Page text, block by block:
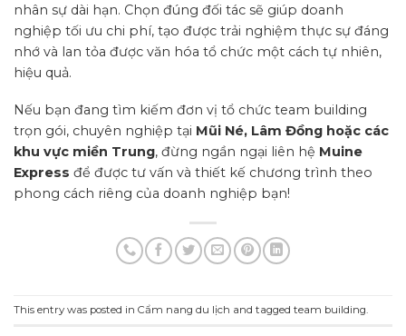
nhân sự dài hạn. Chọn đúng đối tác sẽ giúp doanh
nghiệp tối ưu chi phí, tạo được trải nghiệm thực sự đáng
nhớ và lan tỏa được văn hóa tổ chức một cách tự nhiên,
hiệu quả.
Nếu bạn đang tìm kiếm đơn vị tổ chức team building
trọn gói, chuyên nghiệp tại Mũi Né, Lâm Đồng hoặc các
khu vực miền Trung, đừng ngần ngại liên hệ Muine
Express để được tư vấn và thiết kế chương trình theo
phong cách riêng của doanh nghiệp bạn!
This entry was posted in Cẩm nang du lịch and tagged team building